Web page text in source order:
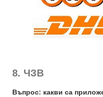
8. ЧЗВ
Въпрос: какви са